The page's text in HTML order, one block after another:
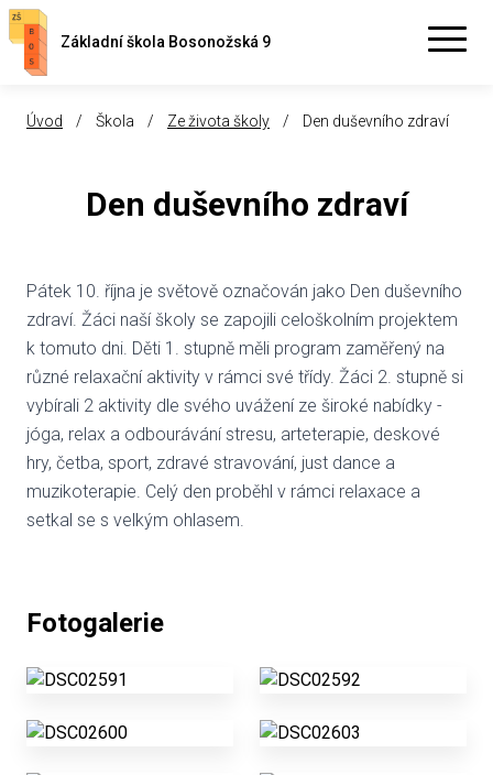
Základní škola Bosonožská 9
Úvod / Škola / Ze života školy / Den duševního zdraví
Den duševního zdraví
Pátek 10. října je světově označován jako Den duševního
zdraví. Žáci naší školy se zapojili celoškolním projektem
k tomuto dni. Děti 1. stupně měli program zaměřený na
různé relaxační aktivity v rámci své třídy. Žáci 2. stupně si
vybírali 2 aktivity dle svého uvážení ze široké nabídky -
jóga, relax a odbourávání stresu, arteterapie, deskové
hry, četba, sport, zdravé stravování, just dance a
muzikoterapie. Celý den proběhl v rámci relaxace a
setkal se s velkým ohlasem.
Fotogalerie